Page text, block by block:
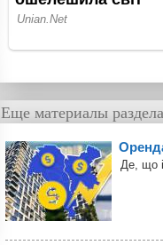
Еще материалы раздела
Де, що